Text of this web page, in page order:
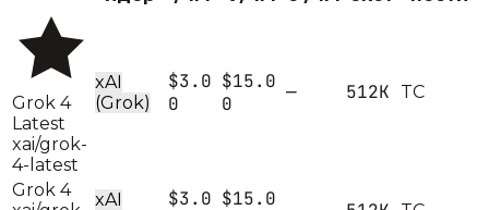
Grok 4
Latest
xai/grok-
4-latest
xAI
(Grok)
$3.0
0
$15.0
0
— 512K TC
Grok 4
xAI
$3.0 $15.0